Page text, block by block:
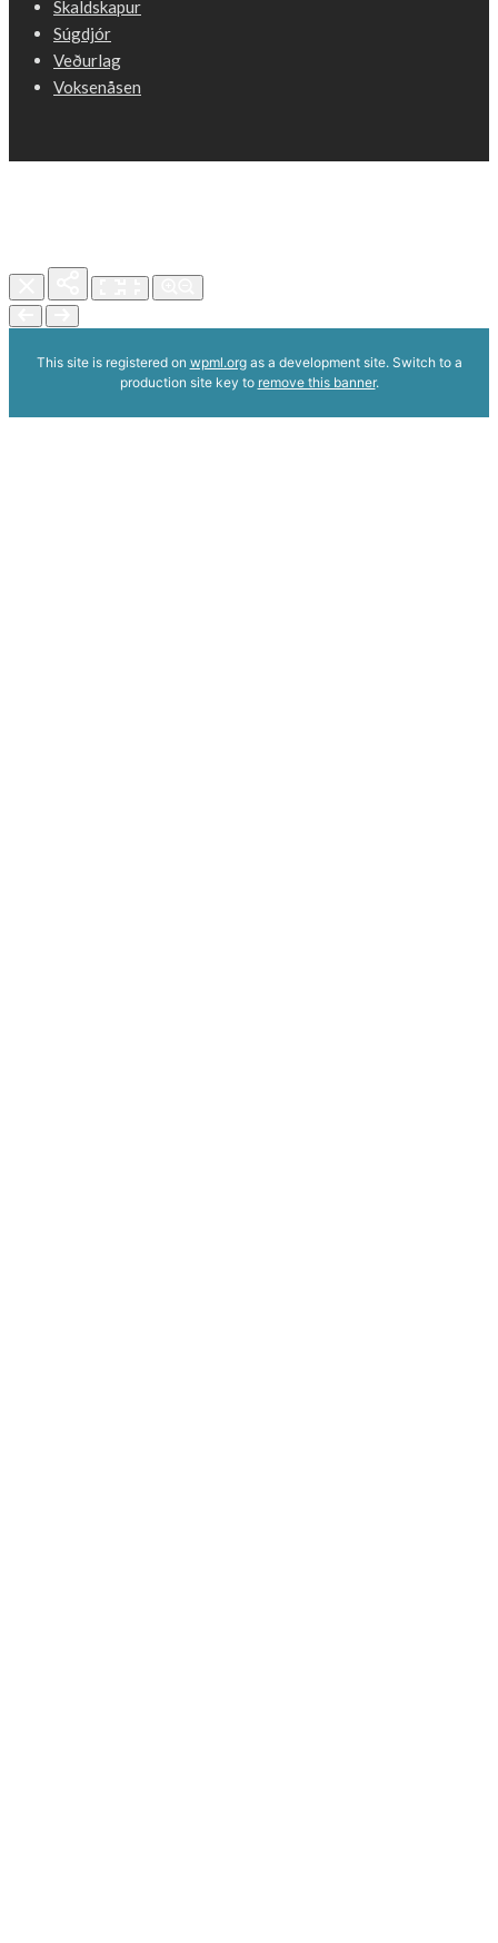
Skaldskapur
Súgdjór
Veðurlag
Voksenåsen
This site is registered on wpml.orgas a development site. Switch to a
production site key to remove this banner.